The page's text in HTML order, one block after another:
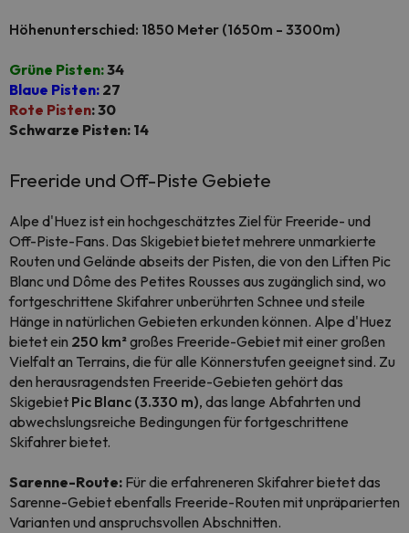
Höhenunterschied: 1850 Meter (1650m - 3300m)
Grüne Pisten:34
Blaue Pisten: 27
Rote Pisten: 30
Schwarze Pisten: 14
Freeride und Off-Piste Gebiete
Alpe d'Huez ist ein hochgeschätztes Ziel für Freeride- und
Off-Piste-Fans. Das Skigebiet bietet mehrere unmarkierte
Routen und Gelände abseits der Pisten, die von den Liften Pic
Blanc und Dôme des Petites Rousses aus zugänglich sind, wo
fortgeschrittene Skifahrer unberührten Schnee und steile
Hänge in natürlichen Gebieten erkunden können. Alpe d'Huez
bietet ein 250 km²großes Freeride-Gebiet mit einer großen
Vielfalt an Terrains, die für alle Könnerstufen geeignet sind. Zu
den herausragendsten Freeride-Gebieten gehört das
Skigebiet Pic Blanc (3.330 m), das lange Abfahrten und
abwechslungsreiche Bedingungen für fortgeschrittene
Skifahrer bietet.
Sarenne-Route: Für die erfahreneren Skifahrer bietet das
Sarenne-Gebiet ebenfalls Freeride-Routen mit unpräparierten
Varianten und anspruchsvollen Abschnitten.